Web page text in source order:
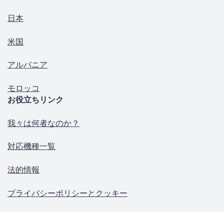
日本
米国
アルバニア
モロッコ
お役立ちリンク
我々は何者なのか？
対応機種一覧
法的情報
プライバシーポリシーとクッキー